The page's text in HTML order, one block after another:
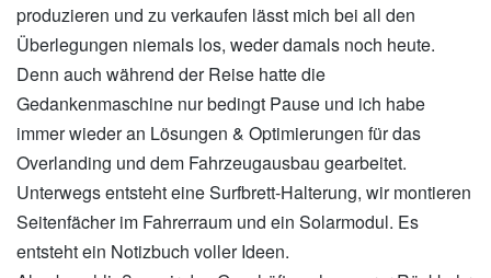
produzieren und zu verkaufen lässt mich bei all den
Überlegungen niemals los, weder damals noch heute.
Denn auch während der Reise hatte die
Gedankenmaschine nur bedingt Pause und ich habe
immer wieder an Lösungen & Optimierungen für das
Overlanding und dem Fahrzeugausbau gearbeitet.
Unterwegs entsteht eine Surfbrett-Halterung, wir montieren
Seitenfächer im Fahrerraum und ein Solarmodul. Es
entsteht ein Notizbuch voller Ideen.